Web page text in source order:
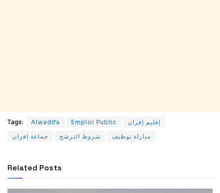
Tags: Alwadifa Emploi Public
إقليم إفران
جماعة إفران
شروط الترشح مباراة توظيف
Related Posts